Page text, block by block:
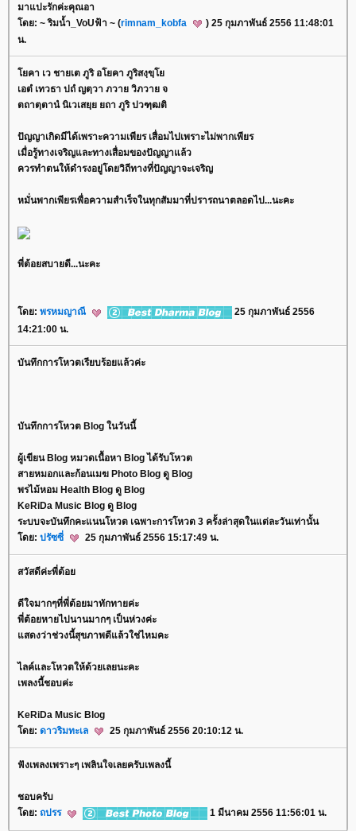
มาแปะรักค่ะคุณอา
ดย: ~ ริมน้ำ_VoUฟ้า ~ (rimnam_kobfa
) 25 กุมภาพันธ์ 2556 11:48:01
น.
คา เว ชายเต ภูริ อโยคา ภูริสงฺขฺ
เอตํ เทวธา ปถํ ญตฺวา ภวาย วิภวาย จ
ตถาตฺตานํ นิเวเสยฺย ยถา ภูริ ปวฑฺฒติ
ปัญญาเกิดมีได้เพราะความเพียร เสื่อมไปเพราะไม่พากเพียร
เมื่อรู้ทางเจริญและทางเสื่อมของปัญญาแล้ว
ควรทำตนให้ดำรงอยู่โดยวิถีทางที่ปัญญาจะเจริญ
หมั่นพากเพียรเพื่อความสำเร็จในทุกสัมมาที่ปรารถนาตลอดไป...นะคะ
พี่ต้อยสบายดี...นะคะ
ดย: พรหมญาณี
25 กุมภาพันธ์ 2556
14:21:00 น.
บันทึกการโหวตเรียบร้อยแล้วค่ะ
บันทึกการโหวต Blog ในวันนี้
ผู้เขียน Blog หมวดเนื้อหา Blog ได้รับโหวต
สายหมอกและก้อนเมฆ Photo Blog ดู Blog
พรไม้หอม Health Blog ดู Blog
KeRiDa Music Blog ดู Blog
ระบบจะบันทึกคะแนนโหวต เฉพาะการโหวต 3 ครั้งล่าสุดในแต่ละวันเท่านั้น
ดย: ปรัซซี่ 25 กุมภาพันธ์ 2556 15:17:49 น.
สวัสดีค่ะพี่ต้อ
ดีใจมากๆที่พี่ต้อยมาทักทายค่ะ
พี่ต้อยหายไปนานมากๆ เป็นห่วงค่ะ
สดงว่าช่วงนี้สุขภาพดีแล้วใช่ไหมคะ
ไลค์และโหวตให้ด้วยเลยนะคะ
เพลงนี้ชอบค่ะ
KeRiDa Music Blog
ดย: ดาวริมทะเล 25 กุมภาพันธ์ 2556 20:10:12 น.
ฟังเพลงเพราะๆ เพลินใจเลยครับเพลงนี้
ชอบครับ
ดย: ถปรร 1 มีนาคม 2556 11:56:01 น.